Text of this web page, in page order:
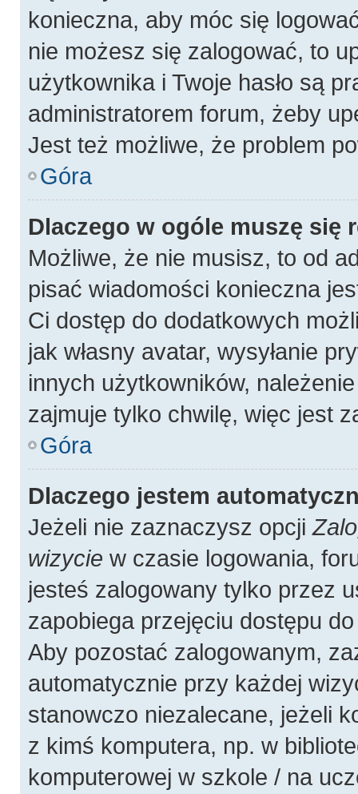
konieczna, aby móc się
nie możesz się zalogować, to
użytkownika i Twoje hasło są
administratorem forum, żeby
Jest też możliwe, że problem
Góra
Dlaczego w ogóle muszę się
Możliwe, że nie musisz, to od
pisać wiadomości konieczna
Ci dostęp do dodatkowych
jak własny avatar, wysyłanie
innych użytkowników,
zajmuje tylko chwilę, więc jest
Góra
Dlaczego jestem
Jeżeli nie zaznaczysz opcji
wizycie w czasie logowania,
jesteś zalogowany tylko przez
zapobiega przejęciu dostępu
Aby pozostać zalogowanym,
automatycznie przy każdej
stanowczo niezalecane, jeżeli
z kimś komputera, np. w
komputerowej w szkole / na